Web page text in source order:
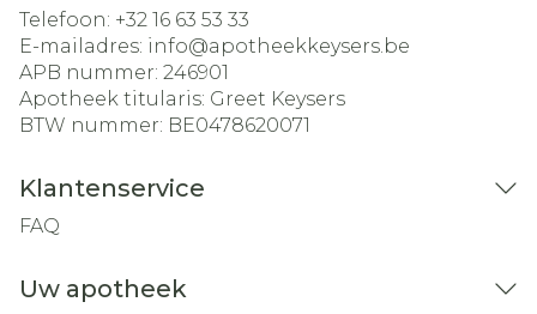
Telefoon: +32 16 63 53 33
E-mailadres: info@apotheekkeysers.be
APB nummer: 246901
Apotheek titularis: Greet Keysers
BTW nummer: BE0478620071
Klantenservice
FAQ
Uw apotheek